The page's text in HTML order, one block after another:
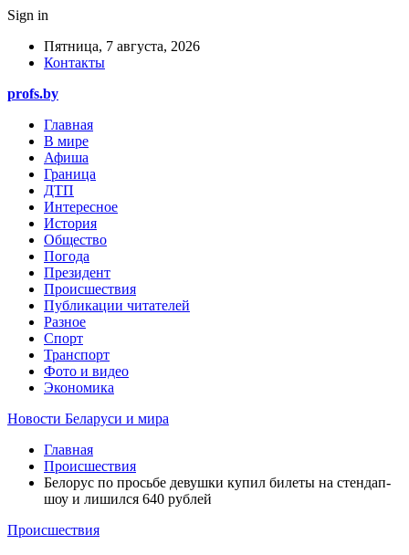
Sign in
Пятница, 7 августа, 2026
Контакты
profs.by
Главная
В мире
Афиша
Граница
ДТП
Интересное
История
Общество
Погода
Президент
Происшествия
Публикации читателей
Разное
Спорт
Транспорт
Фото и видео
Экономика
Новости Беларуси и мира
Главная
Происшествия
Белорус по просьбе девушки купил билеты на стендап-
шоу и лишился 640 рублей
Происшествия